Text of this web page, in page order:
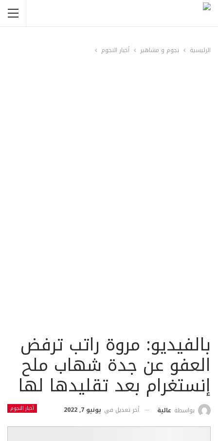
الرئيسية نجوم و مشاهير أخبار النجوم
بالفيديو: مروة راتب ترفض
العفو عن جدة شهاب ملح
إنستغرام بعد تقليدها لها
أخبار النجوم بواسطة عالية أخر تعديل في يونيو 7, 2022